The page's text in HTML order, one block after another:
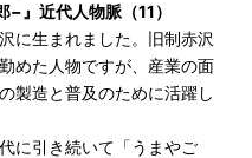
−』近代人物脈（11）
に生まれました。旧制赤沢
めた人物ですが、産業の面
製造と普及のために活躍し
に引き続いて「うまやご